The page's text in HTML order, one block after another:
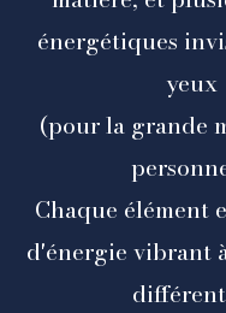
énergétiques
yeux
(pour la grande
Chaque élément
d'énergie vibrant